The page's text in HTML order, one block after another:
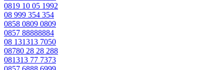
0819 10 05 1992
08 999 354 354
0858 0809 0809
0857 88888884
08 131313 7050
08780 28 28 288
081313 77 7373